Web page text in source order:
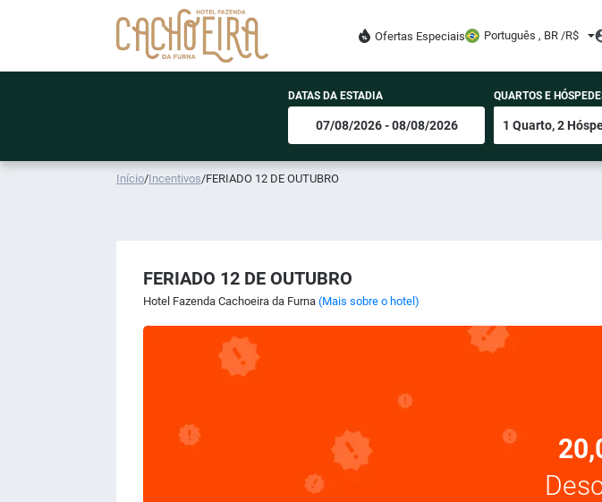
Ofertas Especiais Português , BR /R$
DATAS DA ESTADIA QUARTOS E
Início/Incentivos/FERIADO 12 DE OUTUBRO
FERIADO 12 DE OUTUBRO
Hotel Fazenda Cachoeira da Furna (Mais sobre o hotel)